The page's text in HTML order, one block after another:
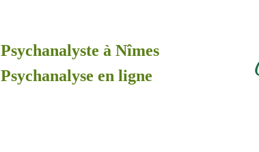
Psychanalyste à Nîmes
Psychanalyse en ligne